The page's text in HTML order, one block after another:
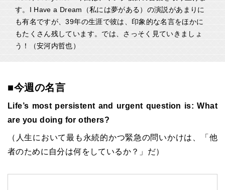
す。I Have a Dream（私には夢がある）の演説があまりに
も有名ですが、39年の生涯で彼は、印象的な名言をほかに
もたくさん残しています。では、さっそく見ていきましょ
う！（安河内哲也）
■今週の名言
Life’s most persistent and urgent question is: What
are you doing for others?
（人生において最も永続的かつ緊急の問いかけは、「他
者のために自分は何をしているか？」だ）